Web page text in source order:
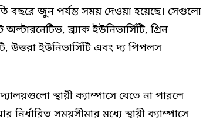
বছরে জুন পর্যন্ত সময় দেওয়া হয়েছে। সেগুলো
ব্র্যাক ইউনিভার্সিটি, গ্রিন
উত্তরা ইউনিভার্সিটি এবং দ্য পিপলস
স্থায়ী ক্যাম্পাসে যেতে না পারলে
সময়সীমার মধ্যে স্থায়ী ক্যাম্পাসে